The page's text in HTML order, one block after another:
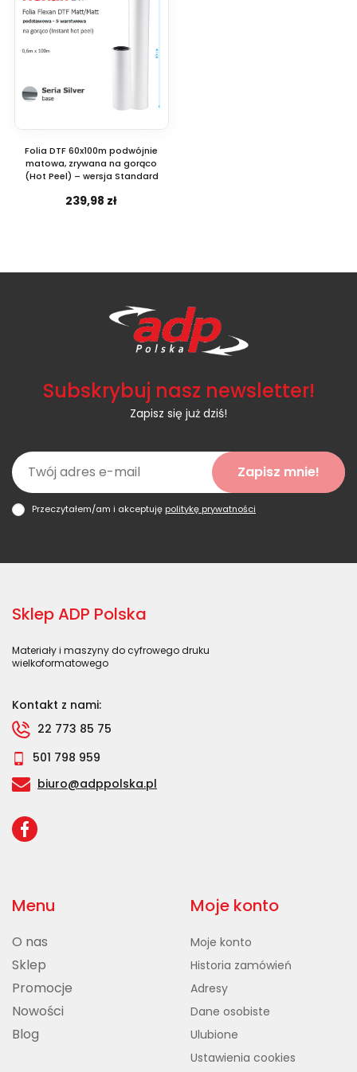
Folia DTF 60x100m podwójnie
matowa, zrywana na gorąco
(Hot Peel) – wersja Standard
239,98 zł
Subskrybuj nasz newsletter!
Zapisz się już dziś!
Zapisz mnie!
Przeczytałem/am i akceptuję politykę prywatności
Sklep ADP Polska
Materiały i maszyny do cyfrowego druku
wielkoformatowego
Kontakt z nami:
22 773 85 75
501 798 959
biuro@adppolska.pl
Menu
O nas
Sklep
Promocje
Nowości
Blog
Moje konto
Moje konto
Historia zamówień
Adresy
Dane osobiste
Ulubione
Ustawienia cookies